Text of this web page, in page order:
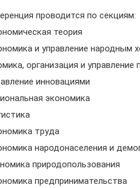
проводится по секциям:
теория
и управление народным
организация и
инновациями
экономика
труда
народонаселения и
природопользования
предпринимательства